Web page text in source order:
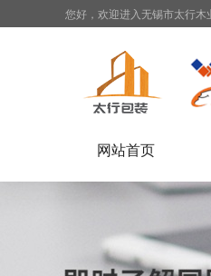
您好，欢迎进入无锡市太行木
网站首页